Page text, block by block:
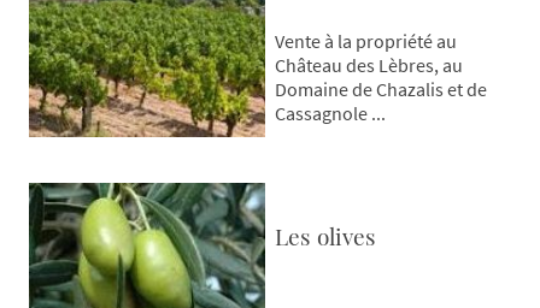
Vente à la propriété au
Château des Lèbres, au
Domaine de Chazalis et de
Cassagnole ...
Les olives